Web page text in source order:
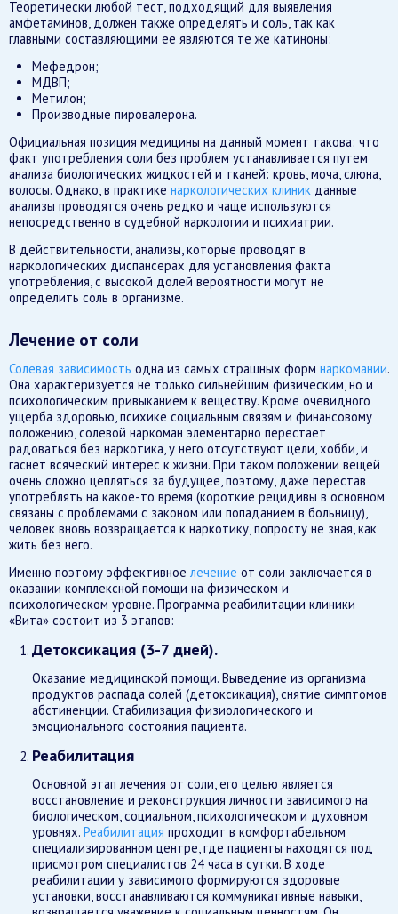
Теоретически любой тест, подходящий для выявления
амфетаминов, должен также определять и соль, так как
главными составляющими ее являются те же катиноны:
Мефедрон;
МДВП;
Метилон;
Производные пировалерона.
Официальная позиция медицины на данный момент такова: что
факт употребления соли без проблем устанавливается путем
анализа биологических жидкостей и тканей: кровь, моча, слюна,
волосы. Однако, в практике наркологических клиник данные
анализы проводятся очень редко и чаще используются
непосредственно в судебной наркологии и психиатрии.
В действительности, анализы, которые проводят в
наркологических диспансерах для установления факта
употребления, с высокой долей вероятности могут не
определить соль в организме.
Лечение от соли
Солевая зависимость одна из самых страшных форм наркомании.
Она характеризуется не только сильнейшим физическим, но и
психологическим привыканием к веществу. Кроме очевидного
ущерба здоровью, психике социальным связям и финансовому
положению, солевой наркоман элементарно перестает
радоваться без наркотика, у него отсутствуют цели, хобби, и
гаснет всяческий интерес к жизни. При таком положении вещей
очень сложно цепляться за будущее, поэтому, даже перестав
употреблять на какое-то время (короткие рецидивы в основном
связаны с проблемами с законом или попаданием в больницу),
человек вновь возвращается к наркотику, попросту не зная, как
жить без него.
Именно поэтому эффективное лечение от соли заключается в
оказании комплексной помощи на физическом и
психологическом уровне. Программа реабилитации клиники
«Вита» состоит из 3 этапов:
Детоксикация (3-7 дней).
Оказание медицинской помощи. Выведение из организма
продуктов распада солей (детоксикация), снятие симптомов
абстиненции. Стабилизация физиологического и
эмоционального состояния пациента.
Реабилитация
Основной этап лечения от соли, его целью является
восстановление и реконструкция личности зависимого на
биологическом, социальном, психологическом и духовном
уровнях. Реабилитация проходит в комфортабельном
специализированном центре, где пациенты находятся под
присмотром специалистов 24 часа в сутки. В ходе
реабилитации у зависимого формируются здоровые
установки, восстанавливаются коммуникативные навыки,